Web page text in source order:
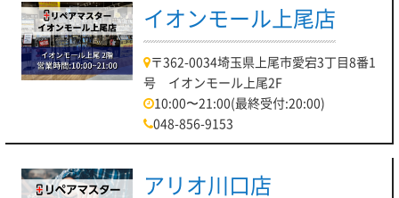
イオンモール上尾店
〒362-0034埼玉県上尾市愛宕3丁目8番1
号 イオンモール上尾2F
10:00〜21:00(最終受付:20:00)
048-856-9153
アリオ川口店